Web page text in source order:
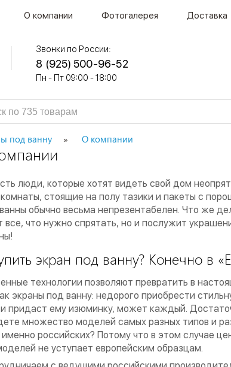
О компании Фотогалерея Доставка
Звонки по России:
8 (925) 500-96-52
Пн - Пт 09:00 - 18:00
под ванну О компании
люди, которые хотят видеть свой дом
стоящие на полу тазики и пакеты с
обычно весьма непрезентабелен. Что же
все, что нужно спрятать, но и послужит
экран под ванну? Конечно в
технологии позволяют превратить в
экраны под ванну: недорого приобрести
придаст ему изюминку, может каждый.
множество моделей самых разных типов и
российских? Потому что в этом случае
не уступает европейским образцам.